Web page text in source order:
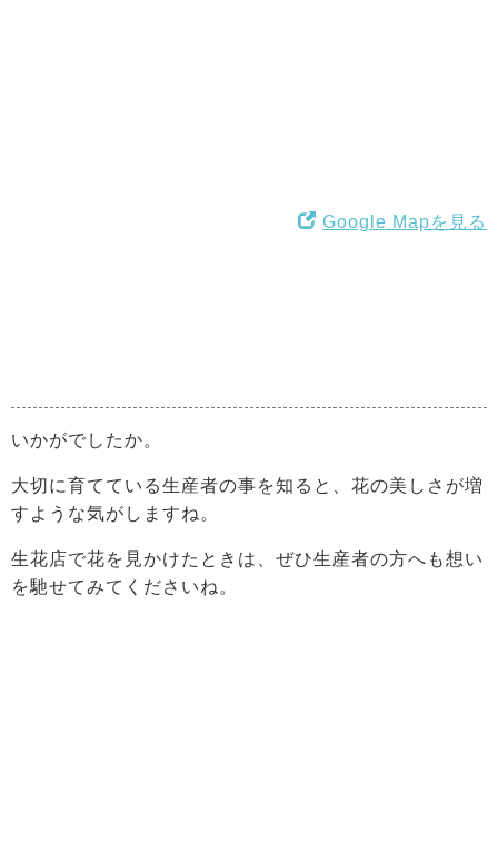
Google Mapを見る
いかがでしたか。
大切に育てている生産者の事を知ると、花の美しさが増
すような気がしますね。
生花店で花を見かけたときは、ぜひ生産者の方へも想い
を馳せてみてくださいね。